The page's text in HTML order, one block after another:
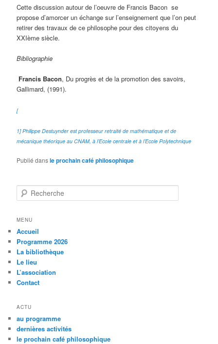
Cette discussion autour de l’oeuvre de Francis Bacon se
propose d’amorcer un échange sur l’enseignement que l’on peut
retirer des travaux de ce philosophe pour des citoyens du
XXIème siècle.
Bibliographie
Francis Bacon, Du progrès et de la promotion des savoirs,
Gallimard, (1991).
[
1] Philippe Destuynder est professeur retraité de mathématique et de
mécanique théorique au CNAM, à l’Ecole centrale et à l’Ecole Polytechnique
Publié dansle prochain café philosophique
e
h
r
c
h
e
MENU
Accueil
Programme 2026
La bibliothèque
Le lieu
L’association
Contact
ACTU
au programme
dernières activités
le prochain café philosophique